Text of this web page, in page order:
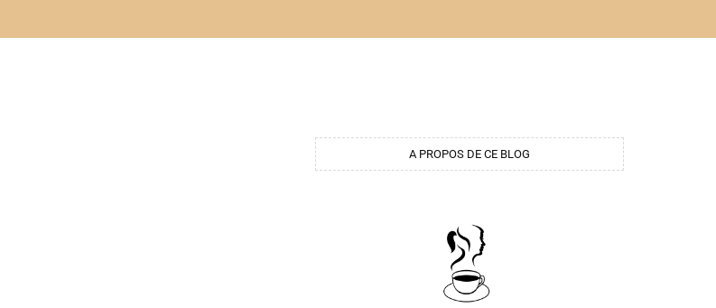
A PROPOS DE CE BLOG